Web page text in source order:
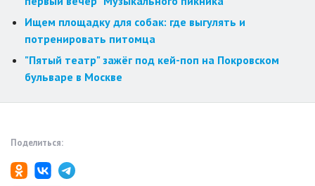
Ищем площадку для собак: где выгулять и
потренировать питомца
"Пятый театр" зажёг под кей-поп на Покровском
бульваре в Москве
Поделиться: